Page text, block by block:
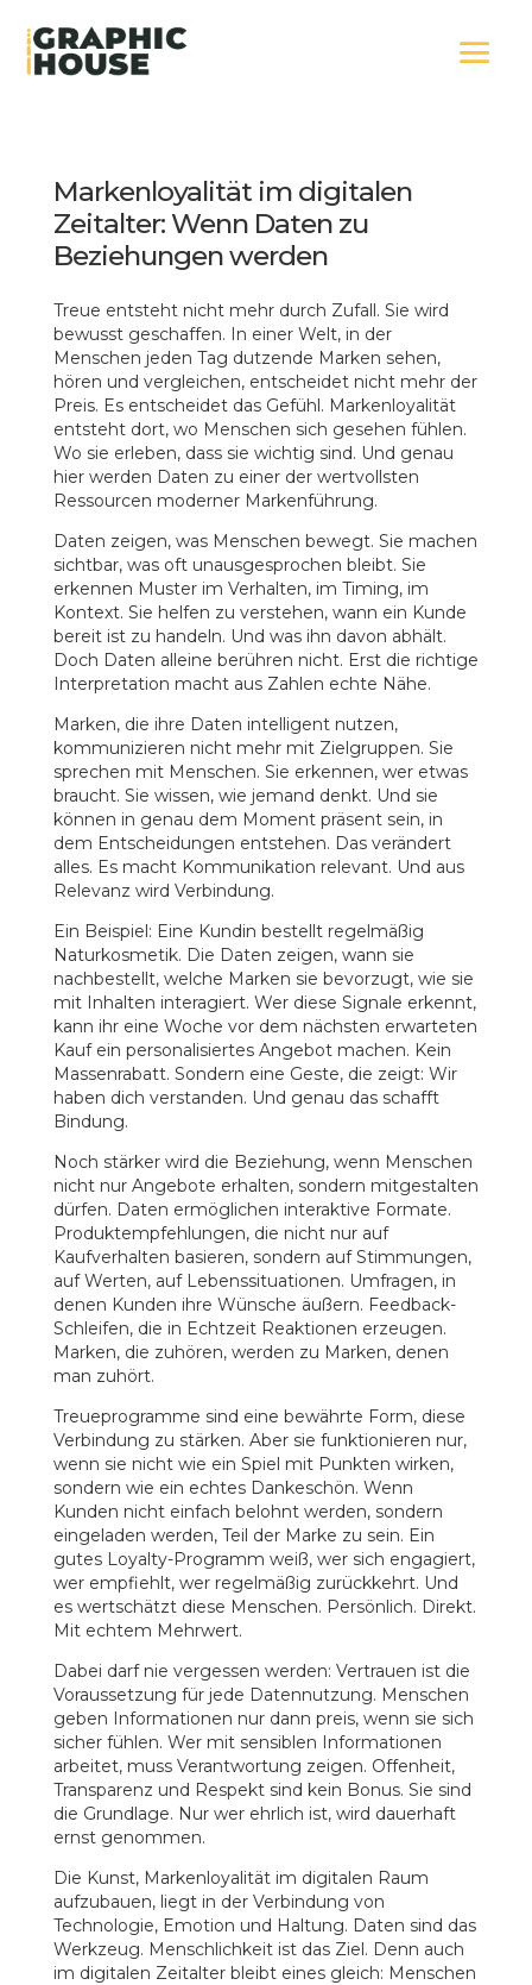
Markenloyalität im digitalen
Zeitalter: Wenn Daten zu
Beziehungen werden
Treue entsteht nicht mehr durch Zufall. Sie wird
bewusst geschaffen. In einer Welt, in der
Menschen jeden Tag dutzende Marken sehen,
hören und vergleichen, entscheidet nicht mehr der
Preis. Es entscheidet das Gefühl. Markenloyalität
entsteht dort, wo Menschen sich gesehen fühlen.
Wo sie erleben, dass sie wichtig sind. Und genau
hier werden Daten zu einer der wertvollsten
Ressourcen moderner Markenführung.
Daten zeigen, was Menschen bewegt. Sie machen
sichtbar, was oft unausgesprochen bleibt. Sie
erkennen Muster im Verhalten, im Timing, im
Kontext. Sie helfen zu verstehen, wann ein Kunde
bereit ist zu handeln. Und was ihn davon abhält.
Doch Daten alleine berühren nicht. Erst die richtige
Interpretation macht aus Zahlen echte Nähe.
Marken, die ihre Daten intelligent nutzen,
kommunizieren nicht mehr mit Zielgruppen. Sie
sprechen mit Menschen. Sie erkennen, wer etwas
braucht. Sie wissen, wie jemand denkt. Und sie
können in genau dem Moment präsent sein, in
dem Entscheidungen entstehen. Das verändert
alles. Es macht Kommunikation relevant. Und aus
Relevanz wird Verbindung.
Ein Beispiel: Eine Kundin bestellt regelmäßig
Naturkosmetik. Die Daten zeigen, wann sie
nachbestellt, welche Marken sie bevorzugt, wie sie
mit Inhalten interagiert. Wer diese Signale erkennt,
kann ihr eine Woche vor dem nächsten erwarteten
Kauf ein personalisiertes Angebot machen. Kein
Massenrabatt. Sondern eine Geste, die zeigt: Wir
haben dich verstanden. Und genau das schafft
Bindung.
Noch stärker wird die Beziehung, wenn Menschen
nicht nur Angebote erhalten, sondern mitgestalten
dürfen. Daten ermöglichen interaktive Formate.
Produktempfehlungen, die nicht nur auf
Kaufverhalten basieren, sondern auf Stimmungen,
auf Werten, auf Lebenssituationen. Umfragen, in
denen Kunden ihre Wünsche äußern. Feedback-
Schleifen, die in Echtzeit Reaktionen erzeugen.
Marken, die zuhören, werden zu Marken, denen
man zuhört.
Treueprogramme sind eine bewährte Form, diese
Verbindung zu stärken. Aber sie funktionieren nur,
wenn sie nicht wie ein Spiel mit Punkten wirken,
sondern wie ein echtes Dankeschön. Wenn
Kunden nicht einfach belohnt werden, sondern
eingeladen werden, Teil der Marke zu sein. Ein
gutes Loyalty-Programm weiß, wer sich engagiert,
wer empfiehlt, wer regelmäßig zurückkehrt. Und
es wertschätzt diese Menschen. Persönlich. Direkt.
Mit echtem Mehrwert.
Dabei darf nie vergessen werden: Vertrauen ist die
Voraussetzung für jede Datennutzung. Menschen
geben Informationen nur dann preis, wenn sie sich
sicher fühlen. Wer mit sensiblen Informationen
arbeitet, muss Verantwortung zeigen. Offenheit,
Transparenz und Respekt sind kein Bonus. Sie sind
die Grundlage. Nur wer ehrlich ist, wird dauerhaft
ernst genommen.
Die Kunst, Markenloyalität im digitalen Raum
aufzubauen, liegt in der Verbindung von
Technologie, Emotion und Haltung. Daten sind das
Werkzeug. Menschlichkeit ist das Ziel. Denn auch
im digitalen Zeitalter bleibt eines gleich: Menschen